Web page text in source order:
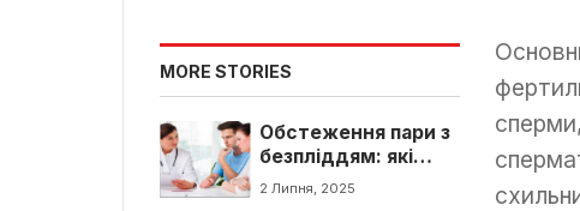
MORE STORIES
Обстеження пари з
безпліддям: які
аналізи варто здати
2 Липня, 2025